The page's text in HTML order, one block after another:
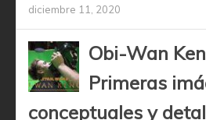
diciembre 11, 2020
Obi-Wan
Primeras
conceptuales y